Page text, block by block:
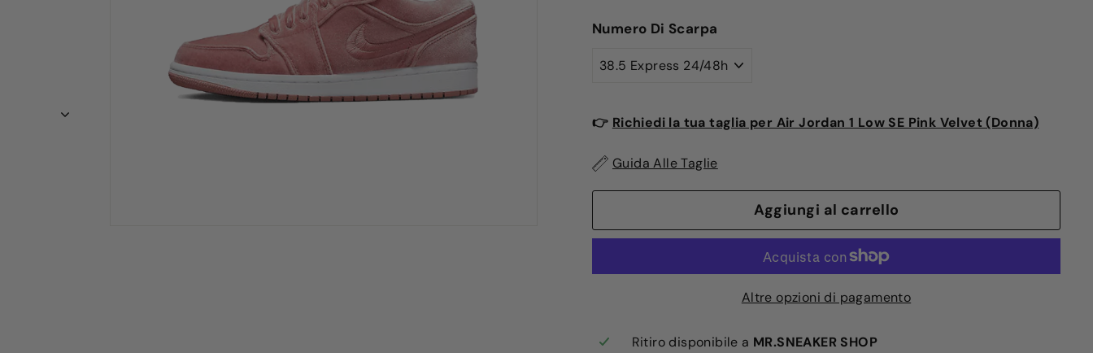
Numero Di Scarpa
👉 Richiedi la tua taglia per Air Jordan 1 Low SE Pink Velvet (Donna)
Guida Alle Taglie
Aggiungi al carrello
Altre opzioni di pagamento
Ritiro disponibile a MR.SNEAKER SHOP